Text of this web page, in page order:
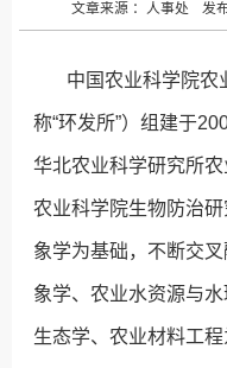
文章来源 ： 人事处 发
中国农业科学院农
称“环发所”）组建于
华北农业科学研究所
农业科学院生物防治
象学为基础，不断交
象学、农业水资源与
生态学、农业材料工